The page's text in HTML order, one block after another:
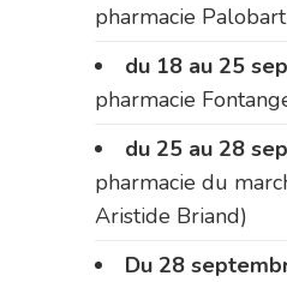
pharmacie
du 18 au 25
pharmacie
du 25 au 28
pharmacie du
Aristide Briand)
Du 28